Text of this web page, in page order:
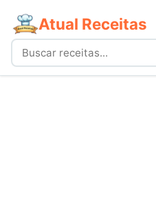
Atual Receitas
Buscar
por: